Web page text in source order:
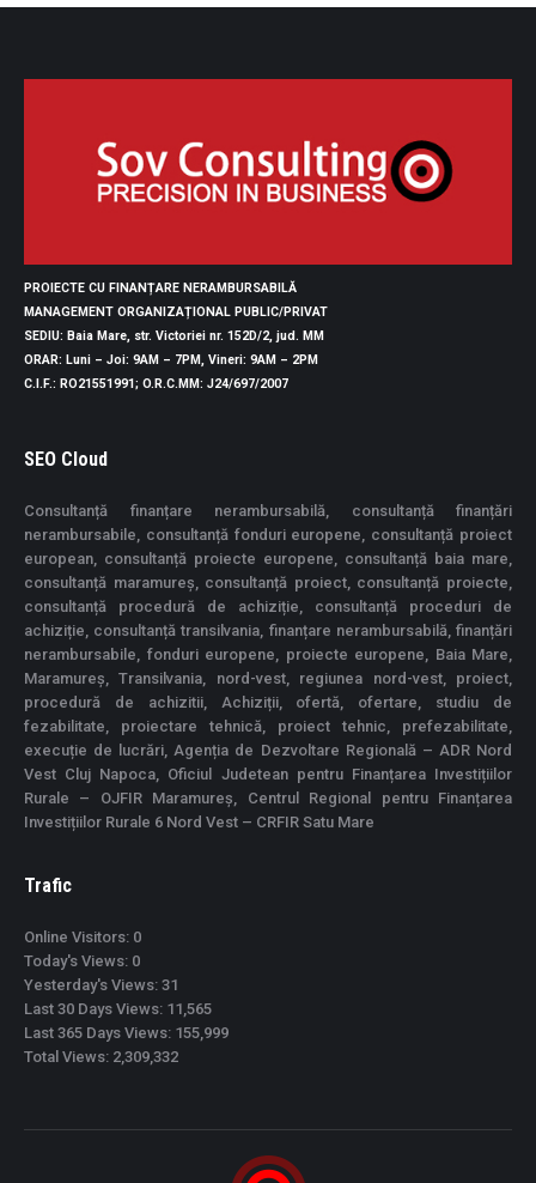
PROIECTE CU FINANȚARE NERAMBURSABILĂ
MANAGEMENT ORGANIZAȚIONAL PUBLIC/PRIVAT
SEDIU: Baia Mare, str. Victoriei nr. 152D/2, jud. MM
ORAR: Luni – Joi: 9AM – 7PM, Vineri: 9AM – 2PM
C.I.F.: RO21551991; O.R.C.MM: J24/697/2007
SEO Cloud
Consultanță finanțare nerambursabilă, consultanță finanțări
nerambursabile, consultanță fonduri europene, consultanță proiect
european, consultanță proiecte europene, consultanță baia mare,
consultanță maramureș, consultanță proiect, consultanță proiecte,
consultanță procedură de achiziție, consultanță proceduri de
achiziție, consultanță transilvania, finanțare nerambursabilă, finanțări
nerambursabile, fonduri europene, proiecte europene, Baia Mare,
Maramureș, Transilvania, nord-vest, regiunea nord-vest, proiect,
procedură de achizitii, Achiziții, ofertă, ofertare, studiu de
fezabilitate, proiectare tehnică, proiect tehnic, prefezabilitate,
execuție de lucrări, Agenția de Dezvoltare Regională – ADR Nord
Vest Cluj Napoca, Oficiul Judetean pentru Finanțarea Investițiilor
Rurale – OJFIR Maramureș, Centrul Regional pentru Finanțarea
Investițiilor Rurale 6 Nord Vest – CRFIR Satu Mare
Trafic
Online Visitors: 0
Today's Views: 0
Yesterday's Views: 31
Last 30 Days Views: 11,565
Last 365 Days Views: 155,999
Total Views: 2,309,332